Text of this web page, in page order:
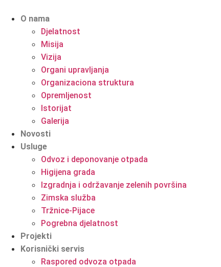
O nama
Djelatnost
Misija
Vizija
Organi upravljanja
Organizaciona struktura
Opremljenost
Istorijat
Galerija
Novosti
Usluge
Odvoz i deponovanje otpada
Higijena grada
Izgradnja i održavanje zelenih površina
Zimska služba
Tržnice-Pijace
Pogrebna djelatnost
Projekti
Korisnički servis
Raspored odvoza otpada